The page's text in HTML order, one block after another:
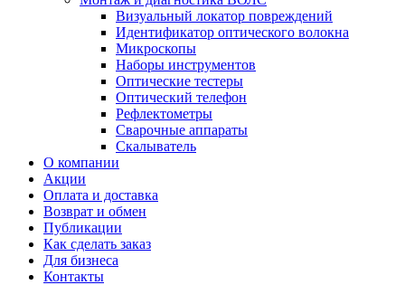
Визуальный локатор повреждений
Идентификатор оптического волокна
Микроскопы
Наборы инструментов
Оптические тестеры
Оптический телефон
Рефлектометры
Сварочные аппараты
Скалыватель
О компании
Акции
Оплата и доставка
Возврат и обмен
Публикации
Как сделать заказ
Для бизнеса
Контакты